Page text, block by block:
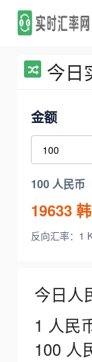
今日
金额
100 人民币
19633
反向汇率：1
今日人
1 人民
100 人